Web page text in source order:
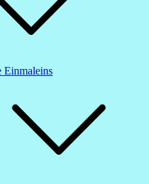
Einmaleins